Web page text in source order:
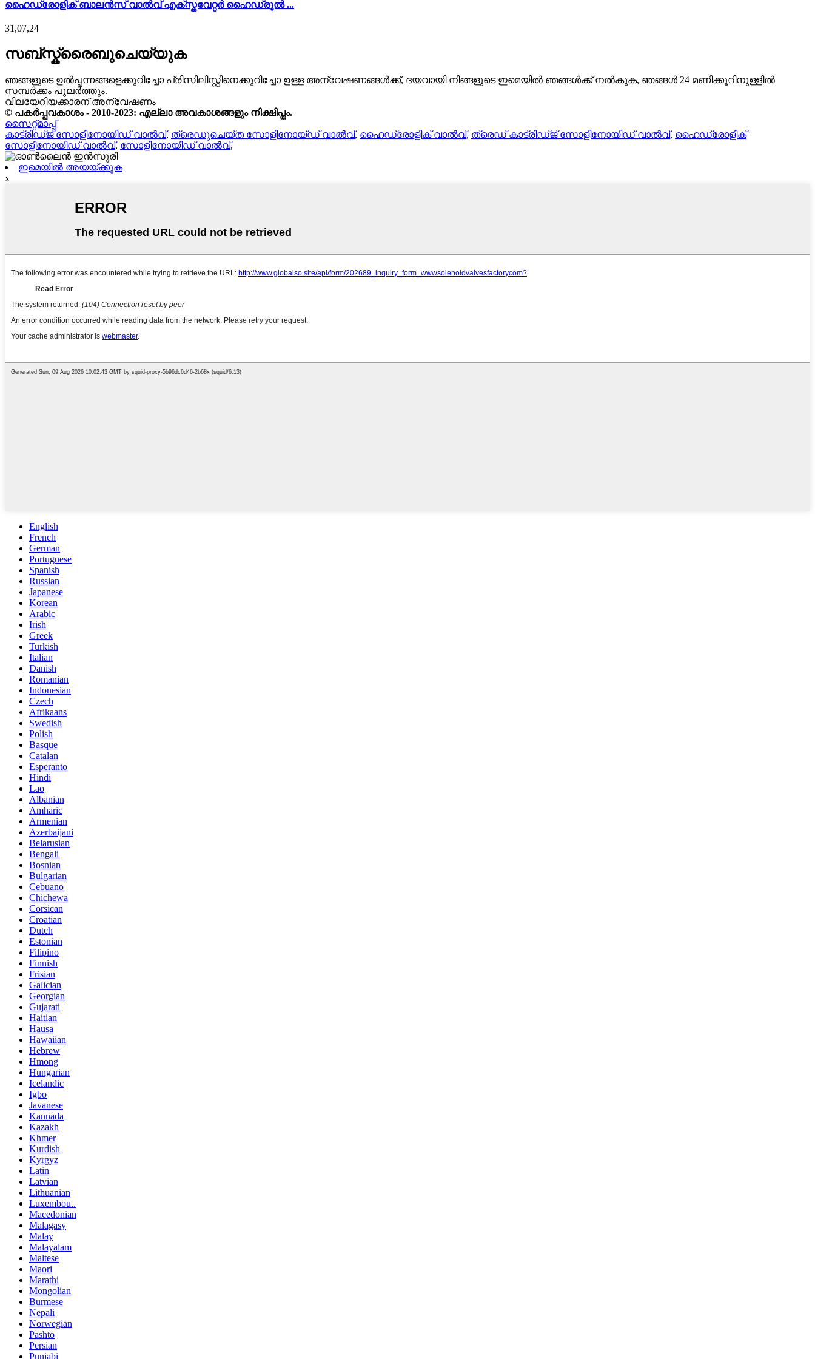
ഹൈഡ്രോളിക് ബാലൻസ് വാൽവ് എക്സ്കവേറ്റർ ഹൈഡ്രൂൽ ...
31,07,24
സബ്സ്ക്രൈബുചെയ്യുക
ഞങ്ങളുടെ ഉൽപ്പന്നങ്ങളെക്കുറിച്ചോ പ്രിസിലിസ്റ്റിനെക്കുറിച്ചോ ഉള്ള അന്വേഷണങ്ങൾക്ക്, ദയവായി നിങ്ങളുടെ ഇമെയിൽ ഞങ്ങൾക്ക് നൽകുക, ഞങ്ങൾ 24 മണിക്കൂറിനുള്ളിൽ
സമ്പർക്കം പുലർത്തും.
വിലയേറിയക്കാരന് അന്വേഷണം
© പകർപ്പവകാശം - 2010-2023: എല്ലാ അവകാശങ്ങളും നിക്ഷിപ്തം.
സൈറ്റ്മാപ്പ്
കാട്രിഡ്ജ് സോളിനോയിഡ് വാൽവ്, ത്രെഡുചെയ്ത സോളിനോയ്ഡ് വാൽവ്, ഹൈഡ്രോളിക് വാൽവ്, ത്രെഡ് കാട്രിഡ്ജ് സോളിനോയിഡ് വാൽവ്, ഹൈഡ്രോളിക്
സോളിനോയിഡ് വാൽവ്, സോളിനോയിഡ് വാൽവ്,
ഇമെയിൽ അയയ്ക്കുക
x
English
French
German
Portuguese
Spanish
Russian
Japanese
Korean
Arabic
Irish
Greek
Turkish
Italian
Danish
Romanian
Indonesian
Czech
Afrikaans
Swedish
Polish
Basque
Catalan
Esperanto
Hindi
Lao
Albanian
Amharic
Armenian
Azerbaijani
Belarusian
Bengali
Bosnian
Bulgarian
Cebuano
Chichewa
Corsican
Croatian
Dutch
Estonian
Filipino
Finnish
Frisian
Galician
Georgian
Gujarati
Haitian
Hausa
Hawaiian
Hebrew
Hmong
Hungarian
Icelandic
Igbo
Javanese
Kannada
Kazakh
Khmer
Kurdish
Kyrgyz
Latin
Latvian
Lithuanian
Luxembou..
Macedonian
Malagasy
Malay
Malayalam
Maltese
Maori
Marathi
Mongolian
Burmese
Nepali
Norwegian
Pashto
Persian
Punjabi